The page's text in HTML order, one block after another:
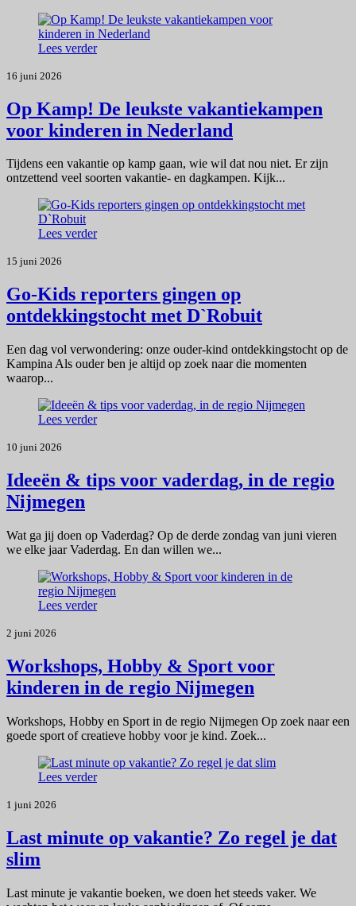
Lees verder
16 juni 2026
Op Kamp! De leukste vakantiekampen
voor kinderen in Nederland
Tijdens een vakantie op kamp gaan, wie wil dat nou niet. Er zijn
ontzettend veel soorten vakantie- en dagkampen. Kijk...
Lees verder
15 juni 2026
Go-Kids reporters gingen op
ontdekkingstocht met D`Robuit
Een dag vol verwondering: onze ouder-kind ontdekkingstocht op de
Kampina Als ouder ben je altijd op zoek naar die momenten
waarop...
Lees verder
10 juni 2026
Ideeën & tips voor vaderdag, in de regio
Nijmegen
Wat ga jij doen op Vaderdag? Op de derde zondag van juni vieren
we elke jaar Vaderdag. En dan willen we...
Lees verder
2 juni 2026
Workshops, Hobby & Sport voor
kinderen in de regio Nijmegen
Workshops, Hobby en Sport in de regio Nijmegen Op zoek naar een
goede sport of creatieve hobby voor je kind. Zoek...
Lees verder
1 juni 2026
Last minute op vakantie? Zo regel je dat
slim
Last minute je vakantie boeken, we doen het steeds vaker. We